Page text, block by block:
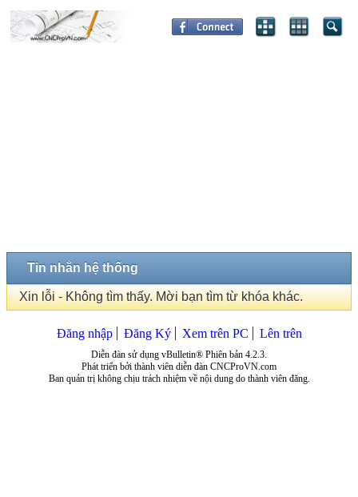
Tin nhắn hệ thống
Xin lỗi - Không tìm thấy. Mời bạn tìm từ khóa khác.
Đăng nhập Đăng Ký Xem trên PC Lên trên
Diễn đàn sử dụng vBulletin® Phiên bản 4.2.3.
Phát triển bởi thành viên diễn đàn CNCProVN.com
Ban quản trị không chịu trách nhiệm về nội dung do thành viên đăng.